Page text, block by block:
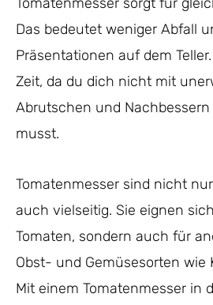
Das bedeutet weniger Abfall
Präsentationen auf dem
Zeit, da du dich nicht mit
Abrutschen und
musst.
Tomatenmesser sind nicht
auch vielseitig. Sie eignen
Tomaten, sondern auch für
Obst- und Gemüsesorten wie
Mit einem Tomatenmesser in